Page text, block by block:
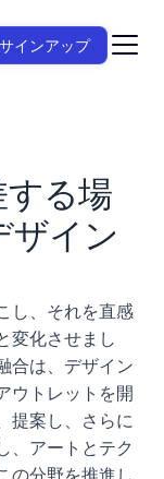
る場
ザイン
し、それを直感
変化させまし
合は、デザイン
ウトレットを開
提案し、さらに
、アートとテク
の分野を推進し
サインアップ